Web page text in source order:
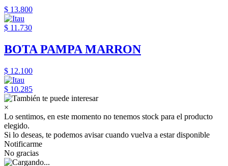
$ 13.800
$ 11.730
BOTA PAMPA MARRON
$ 12.100
$ 10.285
×
Lo sentimos, en este momento no tenemos stock para el producto
elegido.
Si lo deseas, te podemos avisar cuando vuelva a estar disponible
Notificarme
No gracias